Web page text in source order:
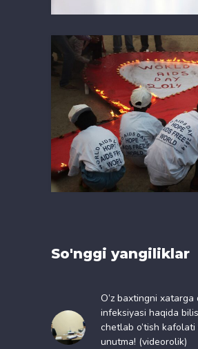
So'nggi yangiliklar
O’z baxtingni xatarga
infeksiyasi haqida
chetlab o’tish
unutma! (videorolik)